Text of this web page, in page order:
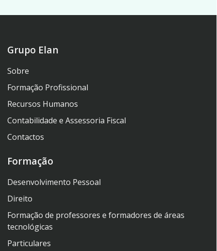
Grupo Elan
Sobre
Formação Profissional
Recursos Humanos
Contabilidade e Assessoria Fiscal
Contactos
Formação
Desenvolvimento Pessoal
Direito
Formação de professores e formadores de áreas
tecnológicas
Particulares